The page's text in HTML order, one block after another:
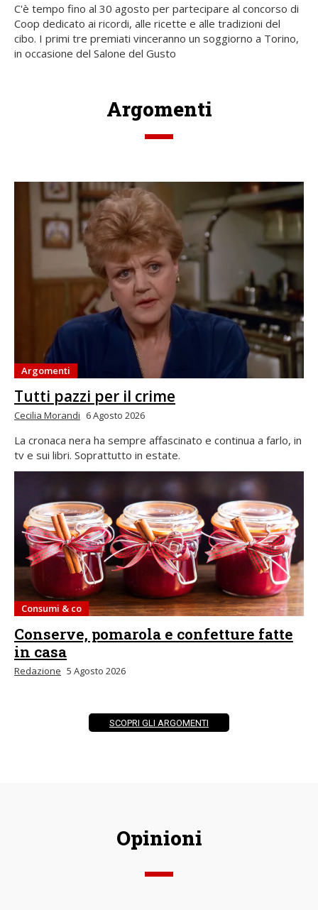
C'è tempo fino al 30 agosto per partecipare al concorso di
Coop dedicato ai ricordi, alle ricette e alle tradizioni del
cibo. I primi tre premiati vinceranno un soggiorno a Torino,
in occasione del Salone del Gusto
Argomenti
Argomenti
Tutti pazzi per il crime
Cecilia Morandi 6 Agosto 2026
La cronaca nera ha sempre affascinato e continua a farlo, in
tv e sui libri. Soprattutto in estate.
Consumi & co
Conserve, pomarola e confetture fatte
in casa
Redazione 5 Agosto 2026
SCOPRI GLI ARGOMENTI
Opinioni